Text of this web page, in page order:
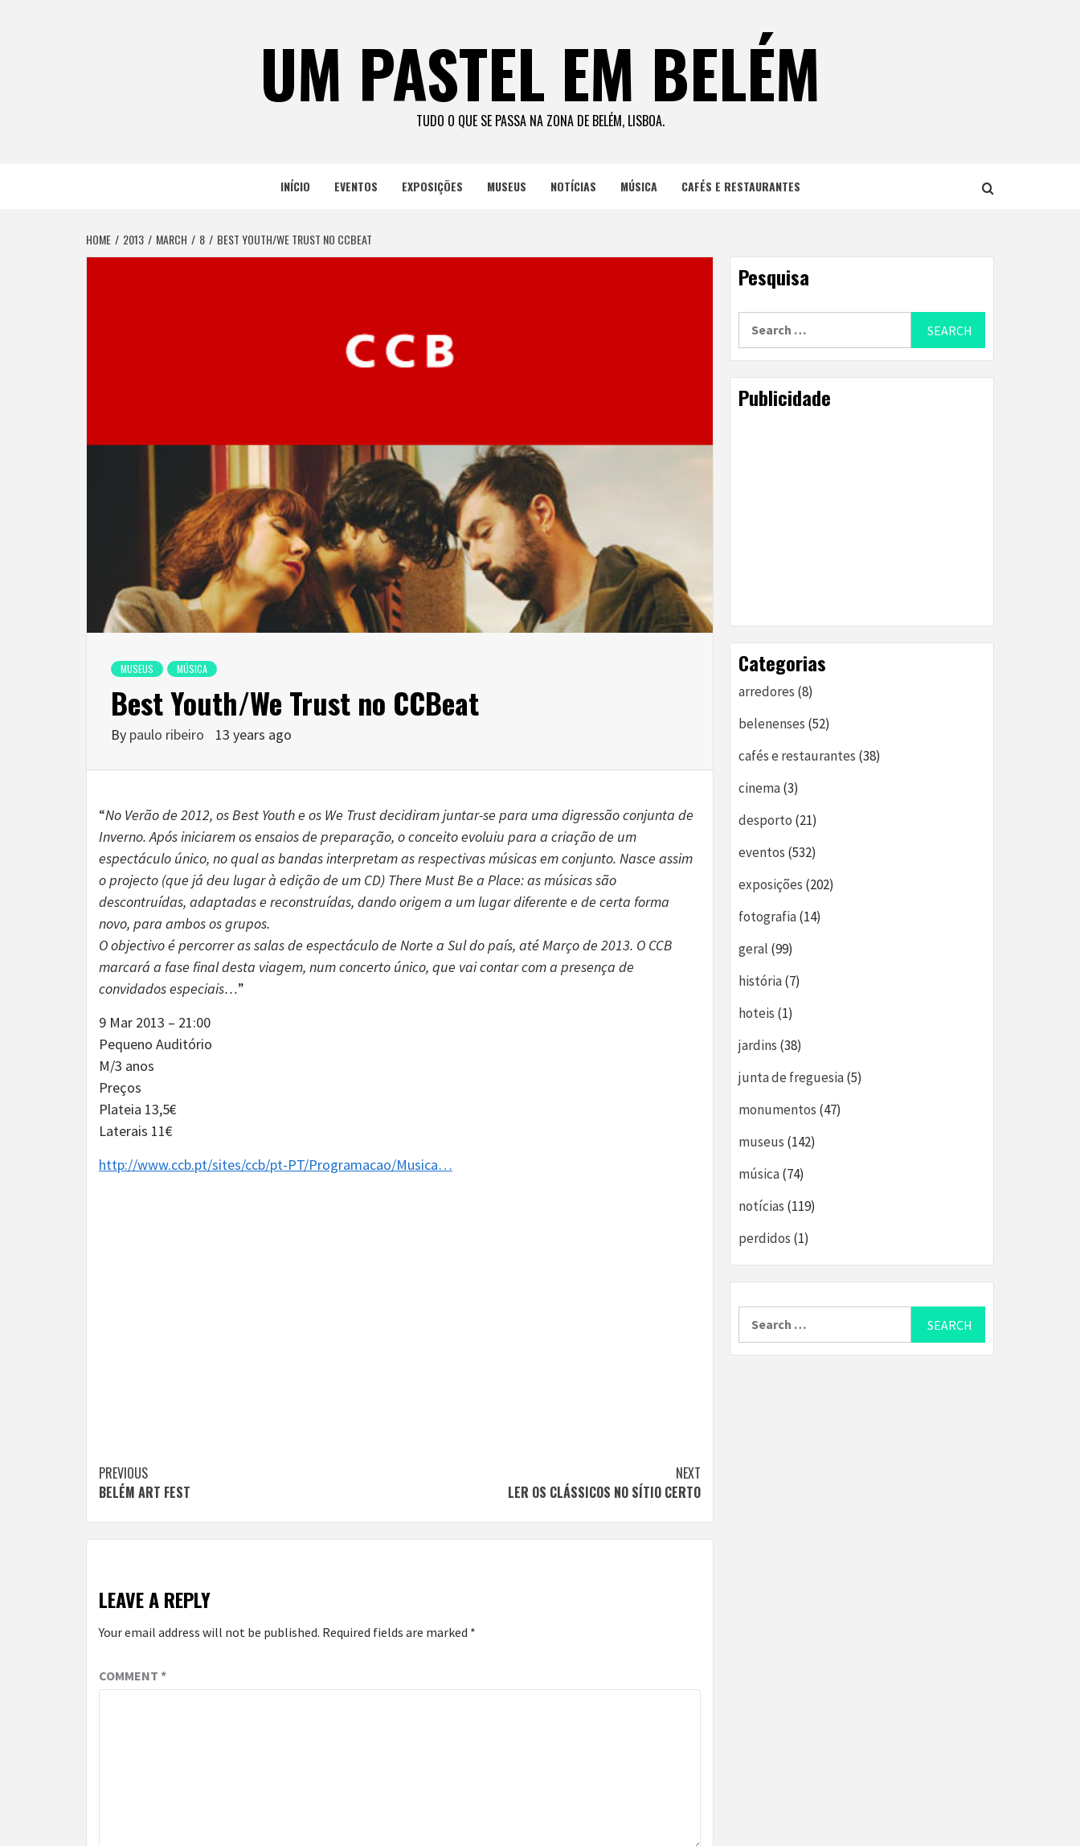
UM PASTEL EM BELÉM
TUDO O QUE SE PASSA NA ZONA DE BELÉM, LISBOA.
INÍCIO EVENTOS EXPOSIÇÕES MUSEUS NOTÍCIAS MÚSICA CAFÉS E RESTAURANTES
HOME 2013 MARCH 8 BEST YOUTH/WE TRUST NO CCBEAT
MUSEUS MÚSICA
Best Youth/We Trust no CCBeat
By paulo ribeiro 13 years ago
“No Verão de 2012, os Best Youth e os We Trust decidiram juntar-se para uma digressão conjunta de
Inverno. Após iniciarem os ensaios de preparação, o conceito evoluiu para a criação de um
espectáculo único, no qual as bandas interpretam as respectivas músicas em conjunto. Nasce assim
o projecto (que já deu lugar à edição de um CD) There Must Be a Place: as músicas são
descontruídas, adaptadas e reconstruídas, dando origem a um lugar diferente e de certa forma
novo, para ambos os grupos.
O objectivo é percorrer as salas de espectáculo de Norte a Sul do país, até Março de 2013. O CCB
marcará a fase final desta viagem, num concerto único, que vai contar com a presença de
convidados especiais…”
9 Mar 2013 – 21:00
Pequeno Auditório
M/3 anos
Preços
Plateia 13,5€
Laterais 11€
http://www.ccb.pt/sites/ccb/pt-PT/Programacao/Musica…
Continue
Reading
PREVIOUS
BELÉM ART FEST
NEXT
LER OS CLÁSSICOS NO SÍTIO CERTO
LEAVE A REPLY
Your email address will not be published. Required fields are marked *
COMMENT *
Pesquisa
Publicidade
Categorias
arredores (8)
belenenses (52)
cafés e restaurantes (38)
cinema(3)
desporto (21)
eventos (532)
exposições (202)
fotografia(14)
geral (99)
história(7)
hoteis (1)
jardins (38)
junta de freguesia(5)
monumentos (47)
museus (142)
música(74)
notícias (119)
perdidos (1)